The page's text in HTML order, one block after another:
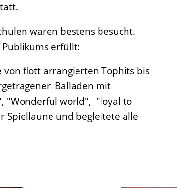
waren bestens besucht.
erfüllt:
von flott arrangierten Tophits bis
Balladen mit
"Wonderful world", "loyal to
Spiellaune und begleitete alle